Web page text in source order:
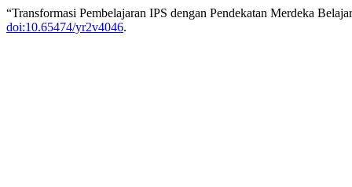
“Transformasi Pembelajaran IPS dengan Pendekatan Merdeka
doi:10.65474/yr2v4046.